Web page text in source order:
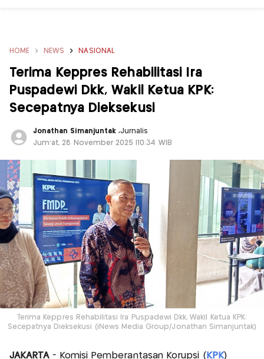
HOME NEWS NASIONAL
Terima Keppres Rehabilitasi Ira
Puspadewi Dkk, Wakil Ketua KPK:
Secepatnya Dieksekusi
Jonathan Simanjuntak,Jurnalis
Jum'at, 28 November 2025 |10:34 WIB
Terima Keppres Rehabilitasi Ira Puspadewi Dkk, Wakil Ketua KPK:
Secepatnya Dieksekusi (iNews Media Group/Jonathan Simanjuntak)
JAKARTA- Komisi Pemberantasan Korupsi ( KPK)